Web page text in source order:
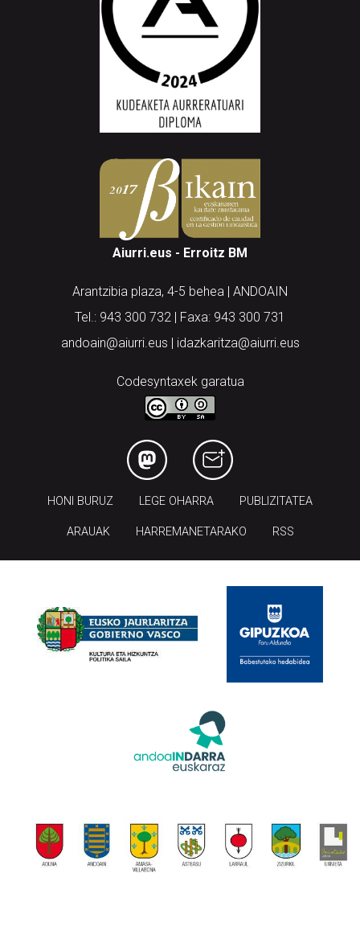
Aiurri.eus - Erroitz BM
Arantzibia plaza, 4-5 behea | ANDOAIN
Tel.: 943 300 732 | Faxa: 943 300 731
andoain@aiurri.eus | idazkaritza@aiurri.eus
Codesyntaxek garatua
HONI BURUZ LEGE OHARRA PUBLIZITATEA
ARAUAK HARREMANETARAKO RSS